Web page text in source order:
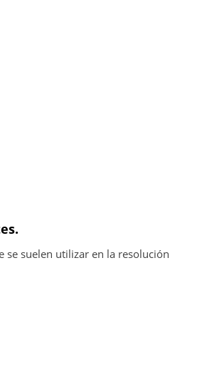
se suelen utilizar en la resolución